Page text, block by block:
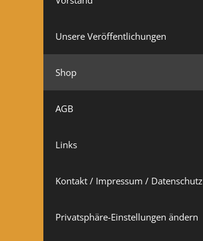
Unsere Veröffentlichungen
Shop
AGB
Links
Kontakt / Impressum / Datenschutz
Privatsphäre-Einstellungen ändern